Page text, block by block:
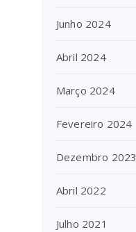
Junho 2024
Abril 2024
Março 2024
Fevereiro 2024
Dezembro 2023
Abril 2022
Julho 2021